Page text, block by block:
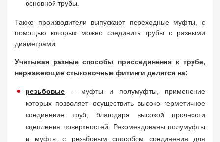
основной трубы.
Также производители выпускают переходные муфты, с
помощью которых можно соединить трубы с разными
диаметрами.
Учитывая разные способы присоединения к трубе,
нержавеющие стыковочные фитинги делятся на:
резьбовые – муфты и полумуфты, применение
которых позволяет осуществить высоко герметичное
соединение труб, благодаря высокой прочности
сцепления поверхностей. Рекомендованы полумуфты
и муфты с резьбовым способом соединения для